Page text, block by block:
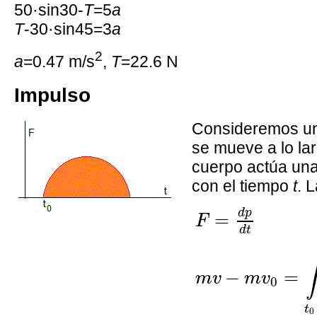
50·sin30-T=5a
T-30·sin45=3a
a=0.47 m/s2, T=22.6 N
Impulso
Consideremos
se mueve a lo
cuerpo actúa
con el tiempo t.
F = dp
dt
mv − mv0 = ∫
t0
dt